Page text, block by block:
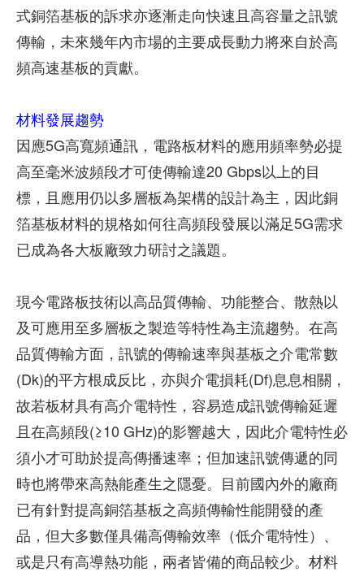
式銅箔基板的訴求亦逐漸走向快速且高容量之訊號
傳輸，未來幾年內市場的主要成長動力將來自於高
頻高速基板的貢獻。
材料發展趨勢
因應5G高寬頻通訊，電路板材料的應用頻率勢必提
高至毫米波頻段才可使傳輸達20 Gbps以上的目
標，且應用仍以多層板為架構的設計為主，因此銅
箔基板材料的規格如何往高頻段發展以滿足5G需求
已成為各大板廠致力研討之議題。
現今電路板技術以高品質傳輸、功能整合、散熱以
及可應用至多層板之製造等特性為主流趨勢。在高
品質傳輸方面，訊號的傳輸速率與基板之介電常數
(Dk)的平方根成反比，亦與介電損耗(Df)息息相關，
故若板材具有高介電特性，容易造成訊號傳輸延遲
且在高頻段(≥10 GHz)的影響越大，因此介電特性必
須小才可助於提高傳播速率；但加速訊號傳遞的同
時也將帶來高熱能產生之隱憂。目前國內外的廠商
已有針對提高銅箔基板之高頻傳輸性能開發的產
品，但大多數僅具備高傳輸效率（低介電特性）、
或是只有高導熱功能，兩者皆備的商品較少。材料